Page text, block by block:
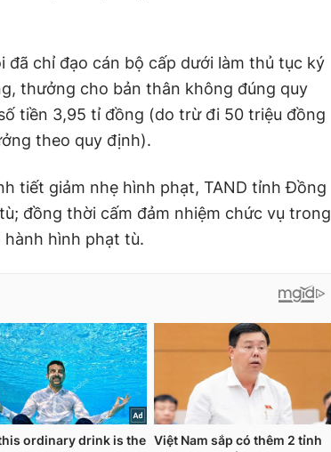
đã chỉ đạo cán bộ cấp dưới làm thủ tục ký
thưởng cho bản thân không đúng quy
tiền 3,95 tỉ đồng (do trừ đi 50 triệu đồng
theo quy định).
tiết giảm nhẹ hình phạt, TAND tỉnh Đồng
đồng thời cấm đảm nhiệm chức vụ trong
hình phạt tù.